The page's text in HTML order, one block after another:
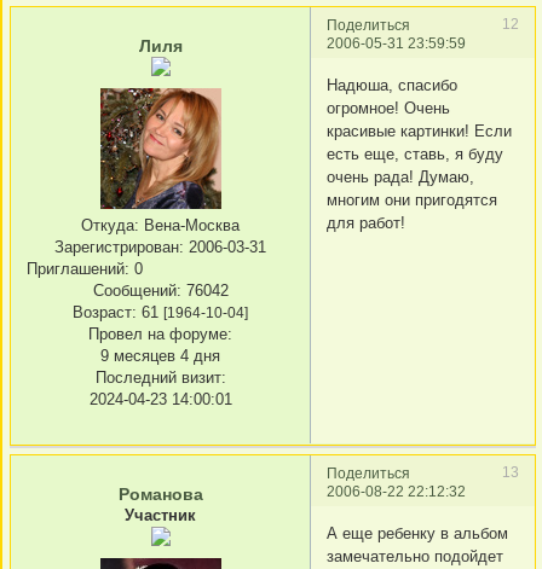
Поделиться
12
2006-05-31 23:59:59
Лиля
Откуда: Вена-Москва
Зарегистрирован: 2006-03-31
Приглашений: 0
Сообщений: 76042
Возраст: 61 [1964-10-04]
Провел на форуме:
9 месяцев 4 дня
Последний визит:
2024-04-23 14:00:01
Надюша, спасибо
огромное! Очень
красивые картинки! Если
есть еще, ставь, я буду
очень рада! Думаю,
многим они пригодятся
для работ!
Поделиться
13
2006-08-22 22:12:32
Романова
Участник
А еще ребенку в альбом
замечательно подойдет